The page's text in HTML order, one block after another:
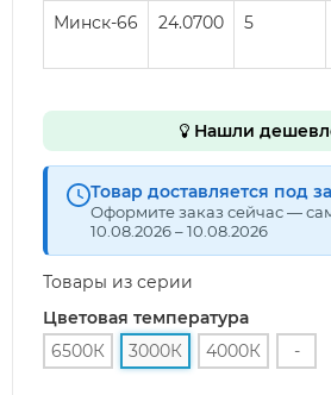
Минск-66 24.0700 5
Нашли
Товар доставляется под
Оформите заказ сейчас —
10.08.2026 – 10.08.2026
Товары из серии
Цветовая температура
6500К
3000К 4000К -